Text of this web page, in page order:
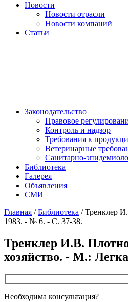
Новости
Новости отрасли
Новости компаний
Статьи
Законодательство
Правовое
Контроль и надзор
Требования к
Ветеринарные
Санитарно-
Библиотека
Галерея
Объявления
СМИ
Главная /Библиотека /Тренклер
1983. - № 6. - С. 37-38.
Тренклер И.В.
хозяйство. - М.:
Необходима консультация?